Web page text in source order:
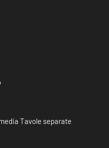
Tavole separate